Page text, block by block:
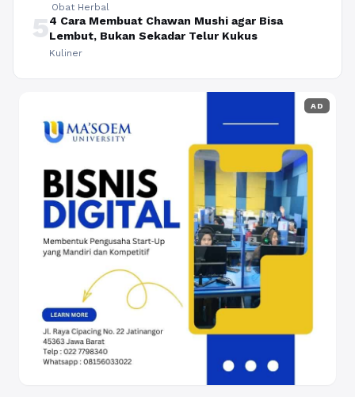
Obat Herbal
54 Cara Membuat Chawan Mushi agar Bisa
Lembut, Bukan Sekadar Telur Kukus
Kuliner
AD